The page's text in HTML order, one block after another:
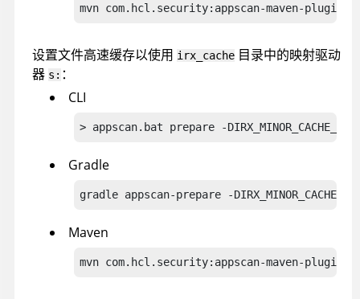
mvn com.hcl.security:appscan-maven-
设置文件高速缓存以使用 irx_cache 目录中的映射驱动
器 s: ：
CLI
> appscan.bat prepare -
Gradle
gradle appscan-prepare -
Maven
mvn com.hcl.security:appscan-maven-